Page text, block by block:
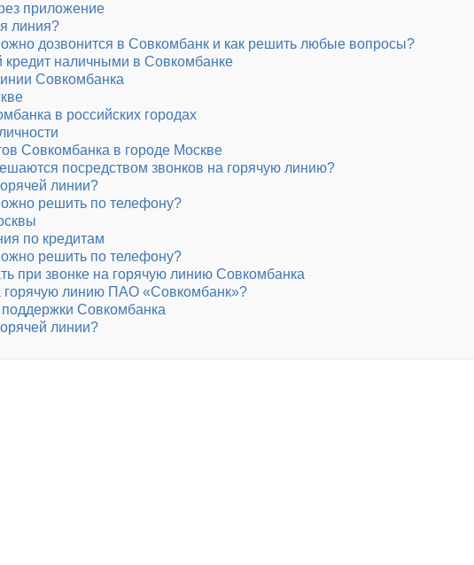
приложение
линия?
дозвонится в Совкомбанк и как решить любые вопросы?
кредит наличными в Совкомбанке
Совкомбанка
в российских городах
Совкомбанка в городе Москве
посредством звонков на горячую линию?
линии?
решить по телефону?
по кредитам
решить по телефону?
при звонке на горячую линию Совкомбанка
горячую линию ПАО «Совкомбанк»?
Совкомбанка
линии?